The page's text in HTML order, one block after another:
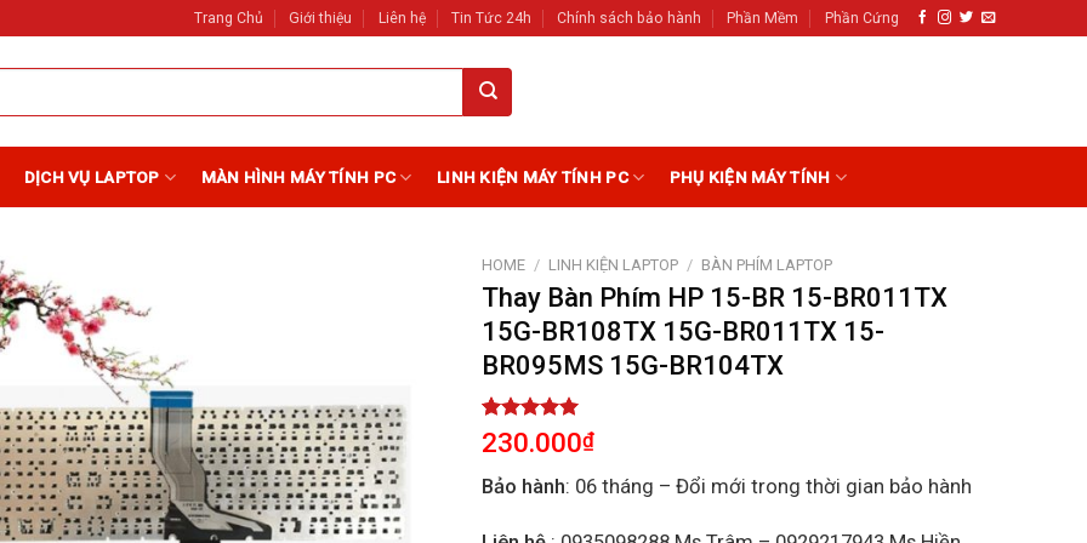
Trang Chủ Giới thiệu Liên hệ Tin Tức 24h Chính sách bảo hành Phần Mềm Phần Cứng
DỊCH VỤ LAPTOP MÀN HÌNH MÁY TÍNH PC LINH KIỆN MÁY TÍNH PC PHỤ KIỆN MÁY TÍNH
HOME / LINH KIỆN LAPTOP / BÀN PHÍM LAPTOP
Thay Bàn Phím HP 15-BR 15-BR011TX
15G-BR108TX 15G-BR011TX 15-
BR095MS 15G-BR104TX
Rated 5.00
out of 5
based on
2
customer
230.000₫
Bảo hành: 06 tháng – Đổi mới trong thời gian bảo hành